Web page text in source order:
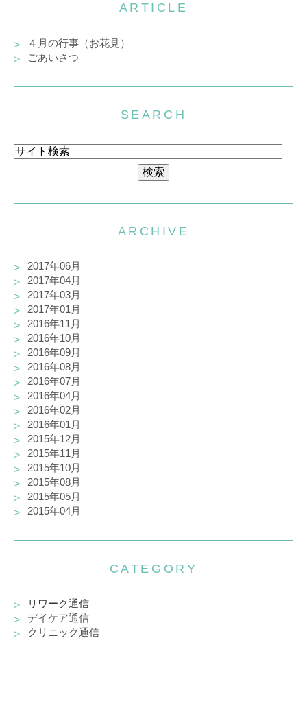
ARTICLE
４月の行事（お花見）
ごあいさつ
SEARCH
ARCHIVE
2017年06月
2017年04月
2017年03月
2017年01月
2016年11月
2016年10月
2016年09月
2016年08月
2016年07月
2016年04月
2016年02月
2016年01月
2015年12月
2015年11月
2015年10月
2015年08月
2015年05月
2015年04月
CATEGORY
リワーク通信
デイケア通信
クリニック通信